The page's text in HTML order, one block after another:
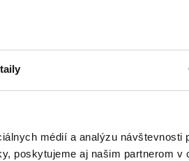
médií a analýzu návštevnosti
poskytujeme aj našim partnerom v